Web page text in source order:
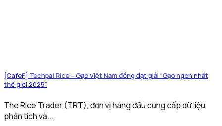
[CafeF] Techpal Rice – Gạo Việt Nam đồng đạt giải “Gạo ngon nhất
thế giới 2025”
The Rice Trader (TRT), đơn vị hàng đầu cung cấp dữ liệu,
phân tích và...